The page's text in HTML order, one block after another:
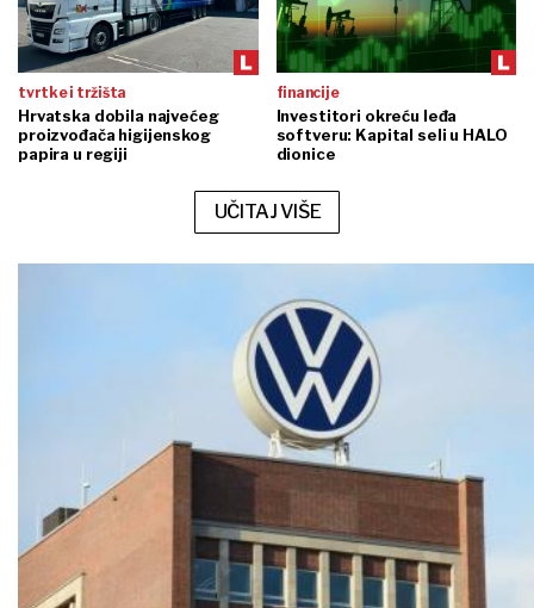
tvrtke i tržišta
Hrvatska dobila najvećeg
proizvođača higijenskog
papira u regiji
financije
Investitori okreću leđa
softveru: Kapital seli u HALO
dionice
UČITAJ VIŠE